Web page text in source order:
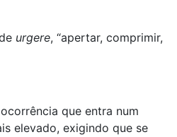
urgere, “apertar, comprimir,
que entra num
elevado, exigindo que se